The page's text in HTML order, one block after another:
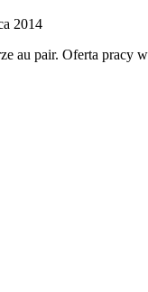
2014
au pair. Oferta